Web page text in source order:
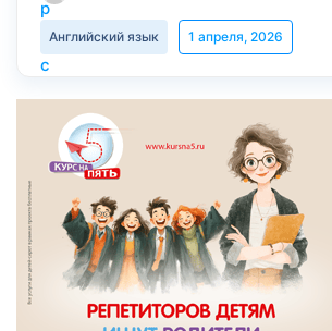
Английский язык 1 апреля, 2026